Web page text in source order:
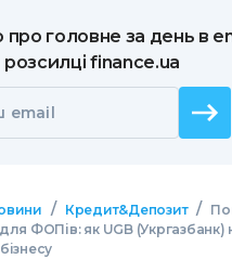
про головне за день в
розсилці finance.ua
email
/ Кредит&Депозит /
ФОПів: як UGB